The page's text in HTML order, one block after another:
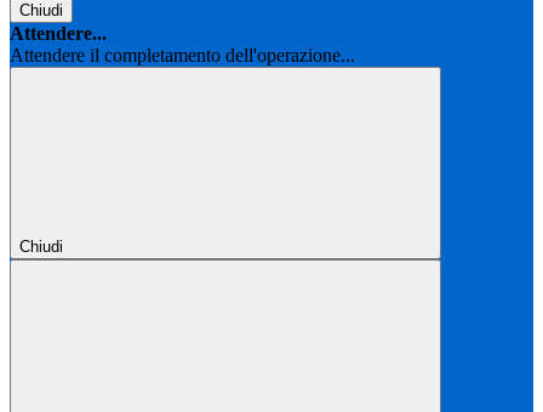
Chiudi
Attendere...
Attendere il completamento dell'operazione...
Chiudi